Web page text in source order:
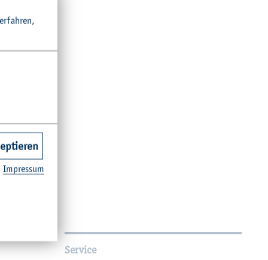
Service
Im­pres­sum